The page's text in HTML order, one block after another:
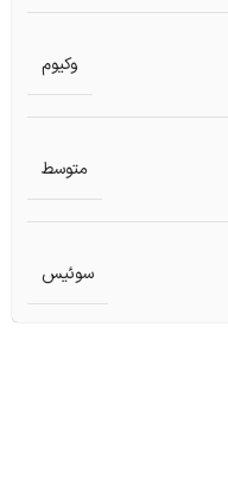
وکیوم
متوسط
سوئیس